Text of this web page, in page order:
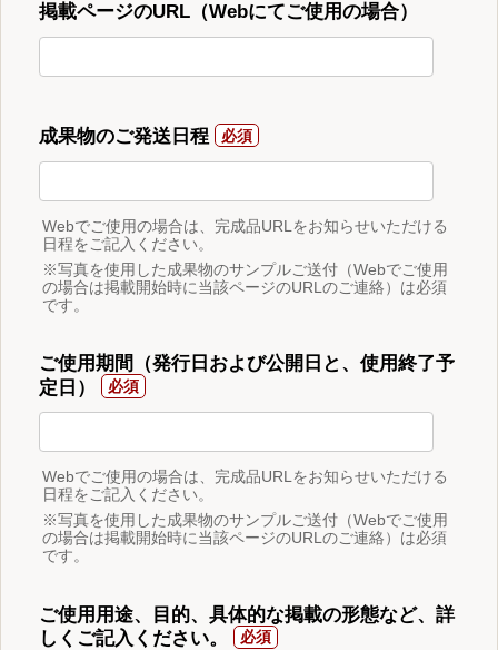
掲載ページのURL（Webにてご使用の場合）
成果物のご発送日程
Webでご使用の場合は、完成品URLをお知らせいただける
日程をご記入ください。
※写真を使用した成果物のサンプルご送付（Webでご使用
の場合は掲載開始時に当該ページのURLのご連絡）は必須
です。
ご使用期間（発行日および公開日と、使用終了予
定日）
Webでご使用の場合は、完成品URLをお知らせいただける
日程をご記入ください。
※写真を使用した成果物のサンプルご送付（Webでご使用
の場合は掲載開始時に当該ページのURLのご連絡）は必須
です。
ご使用用途、目的、具体的な掲載の形態など、詳
しくご記入ください。